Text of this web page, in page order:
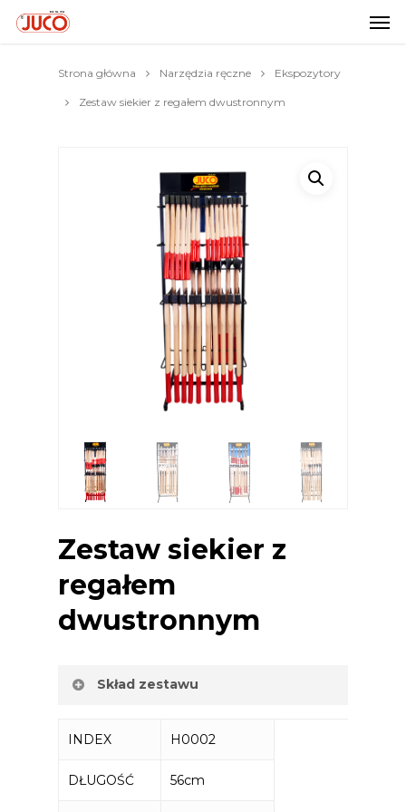
Strona główna Narzędzia ręczne Ekspozytory
Zestaw siekier z regałem dwustronnym
Zestaw siekier z
regałem
dwustronnym
Skład zestawu
Toporek 800g – 2 szt
Siekiera 1250g – 5 szt
INDEX H0002
DŁUGOŚĆ 56cm